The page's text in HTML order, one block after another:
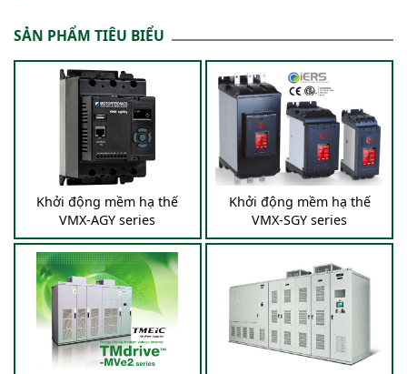
SẢN PHẨM TIÊU BIỂU
Khởi động mềm hạ thế
VMX-AGY series
Khởi động mềm hạ thế
VMX-SGY series